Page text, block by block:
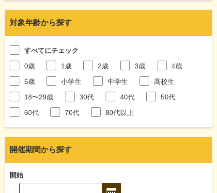
対象年齢から探す
すべてにチェック
0歳
1歳 2歳 3歳
4歳
5歳
小学生 中学生
高校生
18〜29歳
30代 40代
50代
60代
70代 80代以上
開催期間から探す
開始